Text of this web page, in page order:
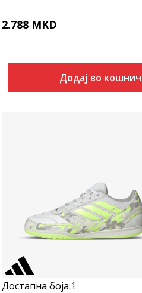
2.788 MKD
Додај во
Uporedi
Достапна боја:1